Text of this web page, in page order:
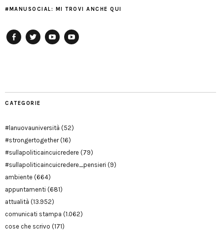
#MANUSOCIAL: MI TROVI ANCHE QUI
CATEGORIE
#lanuovauniversità (52)
#strongertogether(16)
#sullapoliticaincuicredere (79)
#sullapoliticaincuicredere_pensieri (9)
ambiente (664)
appuntamenti (681)
attualità (13.952)
comunicati stampa (1.062)
cose che scrivo (171)